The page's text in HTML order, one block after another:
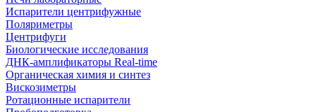
Испарители центрифужные
Поляриметры
Центрифуги
Биологические исследования
ДНК-амплификаторы Real-time
Органическая химия и синтез
Вискозиметры
Ротационные испарители